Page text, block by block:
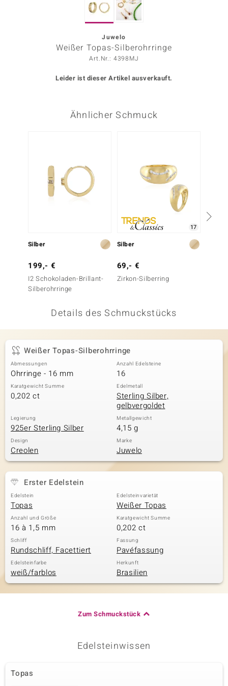
Collection
Classics
Juwelo
Weißer Topas-Silberohrringe
Art.Nr.: 4398MJ
Leider ist dieser Artikel ausverkauft.
Ähnlicher Schmuck
Silber
199,- €
I2 Schokoladen-Brillant-
Silberohrringe
17
Silber
69,- €
Zirkon-Silberring
Details des Schmuckstücks
Weißer Topas-Silberohrringe
Abmessungen
Ohrringe - 16 mm
Anzahl Edelsteine
16
Karatgewicht Summe
0,202 ct
Edelmetall
Sterling Silber,
gelbvergoldet
Legierung
925er Sterling Silber
Metallgewicht
4,15 g
Design
Creolen
Marke
Juwelo
Erster Edelstein
Edelstein
Topas
Edelsteinvarietät
Weißer Topas
Anzahl und Größe
16 à 1,5 mm
Karatgewicht Summe
0,202 ct
Schliff
Rundschliff, Facettiert
Fassung
Pavéfassung
Edelsteinfarbe
weiß/farblos
Herkunft
Brasilien
Zum Schmuckstück
Edelsteinwissen
Topas